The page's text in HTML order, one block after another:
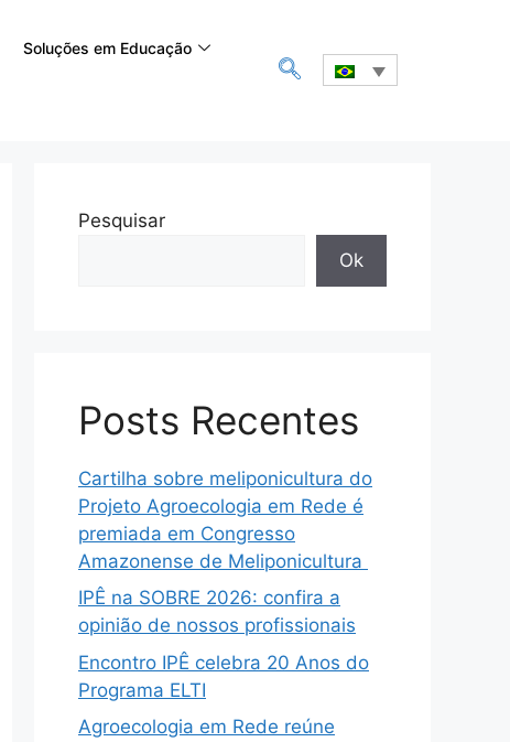
Soluções em Educação
Pesquisar
Ok
Posts Recentes
Cartilha sobre meliponicultura do
Projeto Agroecologia em Rede é
premiada em Congresso
Amazonense de Meliponicultura
IPÊ na SOBRE 2026: confira a
opinião de nossos profissionais
Encontro IPÊ celebra 20 Anos do
Programa ELTI
Agroecologia em Rede reúne